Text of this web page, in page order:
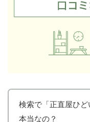
検索で「正直屋ひ
本当なの？